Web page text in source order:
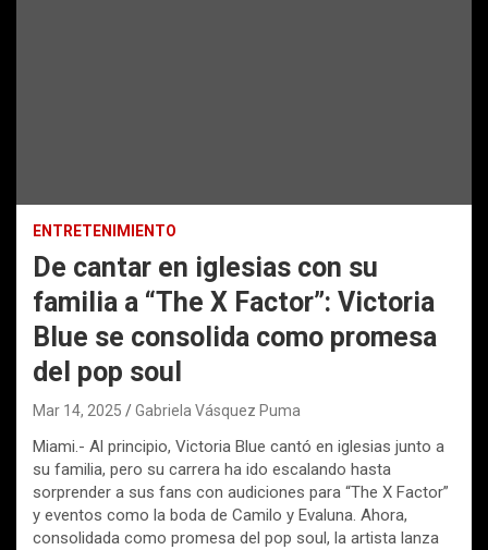
ENTRETENIMIENTO
De cantar en iglesias con su
familia a “The X Factor”: Victoria
Blue se consolida como promesa
del pop soul
Mar 14, 2025 Gabriela Vásquez Puma
Miami.- Al principio, Victoria Blue cantó en iglesias junto a
su familia, pero su carrera ha ido escalando hasta
sorprender a sus fans con audiciones para “The X Factor”
y eventos como la boda de Camilo y Evaluna. Ahora,
consolidada como promesa del pop soul, la artista lanza